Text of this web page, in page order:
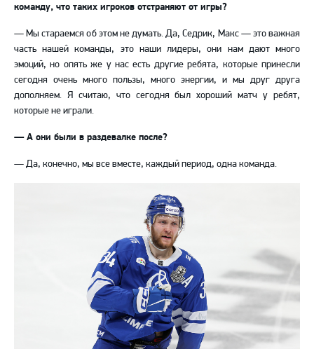
команду, что таких игроков отстраняют от игры?
— Мы стараемся об этом не думать. Да, Седрик, Макс — это важная
часть нашей команды, это наши лидеры, они нам дают много
эмоций, но опять же у нас есть другие ребята, которые принесли
сегодня очень много пользы, много энергии, и мы друг друга
дополняем. Я считаю, что сегодня был хороший матч у ребят,
которые не играли.
— А они были в раздевалке после?
— Да, конечно, мы все вместе, каждый период, одна команда.